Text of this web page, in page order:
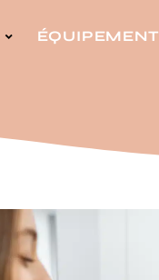
ÉQUIPEMENT